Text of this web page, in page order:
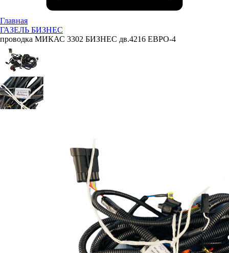
Главная
ГАЗЕЛЬ БИЗНЕС
проводка МИКАС 3302 БИЗНЕС дв.4216 ЕВРО-4